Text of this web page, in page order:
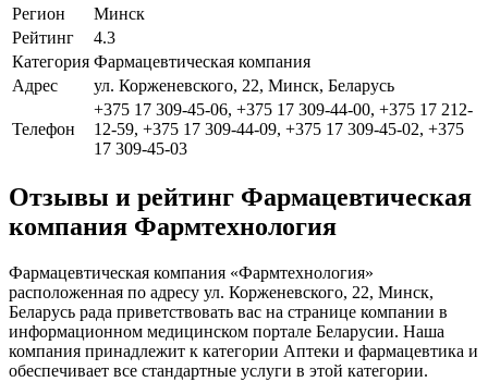
Регион
Минск
Рейтинг
4.3
Категория Фармацевтическая компания
Адрес
ул. Корженевского, 22, Минск, Беларусь
Телефон
+375 17 309-45-06, +375 17 309-44-00, +375 17 212-
12-59, +375 17 309-44-09, +375 17 309-45-02, +375
17 309-45-03
Отзывы и рейтинг Фармацевтическая
компания Фармтехнология
Фармацевтическая компания «Фармтехнология»
расположенная по адресу ул. Корженевского, 22, Минск,
Беларусь рада приветствовать вас на странице компании в
информационном медицинском портале Беларусии. Наша
компания принадлежит к категории Аптеки и фармацевтика и
обеспечивает все стандартные услуги в этой категории.